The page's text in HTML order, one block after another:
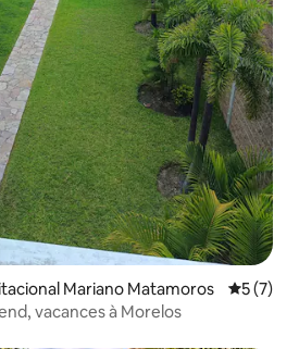
Mariano Matamoros
5 (7)
vacances à Morelos